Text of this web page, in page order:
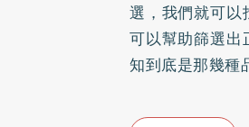
選，我們就可以
可以幫助篩選出
知到底是那幾種